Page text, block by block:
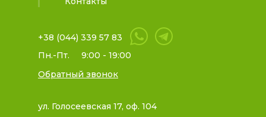
+38 (044) 339 57 83
Пн.-Пт.
9:00 - 19:00
Обратный звонок
ул. Голосеевская 17, оф. 104